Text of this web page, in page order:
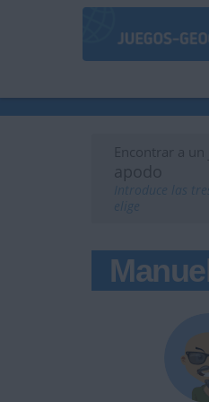
Encontrar a un
apodo